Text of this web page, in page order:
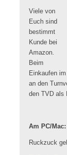
Viele von
Euch sind
bestimmt
Kunde bei
Amazon.
Beim
Einkaufen
an den
den TVD als
Am PC/Mac:
Ruckzuck